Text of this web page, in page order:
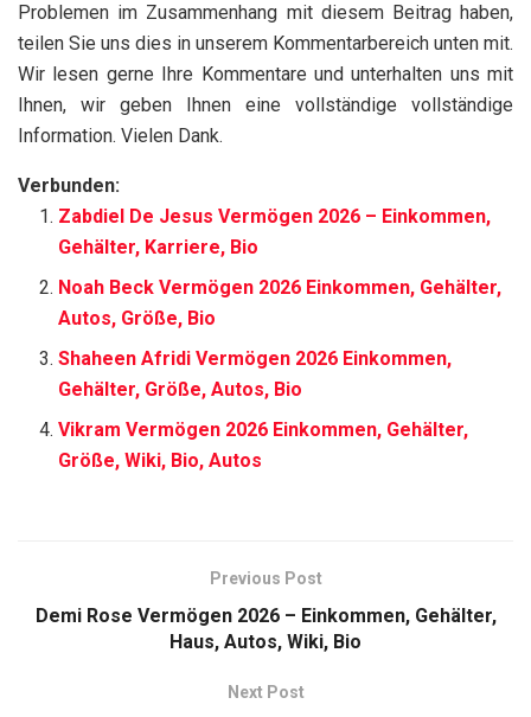
Problemen im Zusammenhang mit diesem Beitrag haben,
teilen Sie uns dies in unserem Kommentarbereich unten mit.
Wir lesen gerne Ihre Kommentare und unterhalten uns mit
Ihnen, wir geben Ihnen eine vollständige vollständige
Information. Vielen Dank.
Verbunden:
Zabdiel De Jesus Vermögen 2026 – Einkommen,
Gehälter, Karriere, Bio
Noah Beck Vermögen 2026 Einkommen, Gehälter,
Autos, Größe, Bio
Shaheen Afridi Vermögen 2026 Einkommen,
Gehälter, Größe, Autos, Bio
Vikram Vermögen 2026 Einkommen, Gehälter,
Größe, Wiki, Bio, Autos
Previous Post
Demi Rose Vermögen 2026 – Einkommen, Gehälter,
Haus, Autos, Wiki, Bio
Next Post